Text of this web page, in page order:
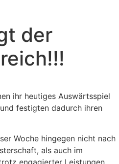
der
ihr heutiges Auswärtsspiel
festigten dadurch ihren
Woche hingegen nicht nach
als auch im